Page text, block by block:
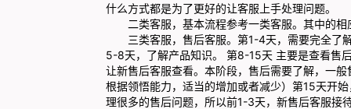
什么方式都是为了更好的让客服上手处理问题。
二类客服，基本流程参考一类客服。其中的相
三类客服，售后客服。第1-4天，需要完全了
5-8天，了解产品知识。 第8-15天 主要是查看售
让新售后客服查看。本阶段，售后需要了解，一
根据领悟能力，适当的增加或者减少）第15天开
理很多的售后问题，所以前1-3天，新售后客服接